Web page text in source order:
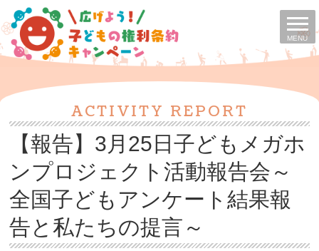
MENU
ACTIVITY REPORT
【報告】3月25日子どもメガホ
ンプロジェクト活動報告会～
全国子どもアンケート結果報
告と私たちの提言～